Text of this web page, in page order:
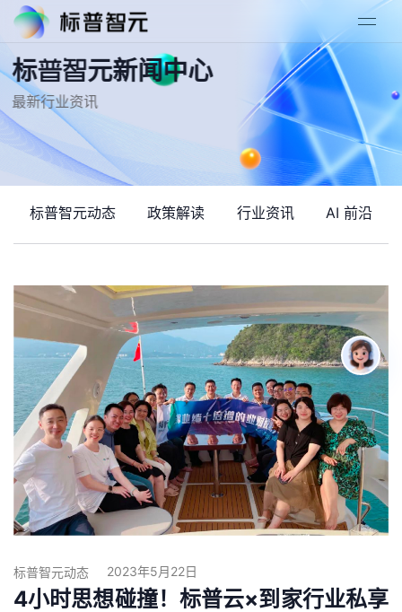
标普智元新闻中心
最新行业资讯
标普智元动态 政策解读 行业资讯 AI 前沿
标普智元动态 2023年5月22日
4小时思想碰撞！标普云×到家行业私享